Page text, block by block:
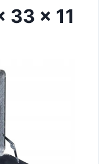
33 x 11